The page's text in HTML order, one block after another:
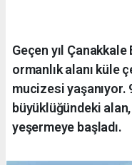
Geçen yıl
ormanlık alanı küle
mucizesi yaşanıyor.
büyüklüğündeki
yeşermeye başladı.